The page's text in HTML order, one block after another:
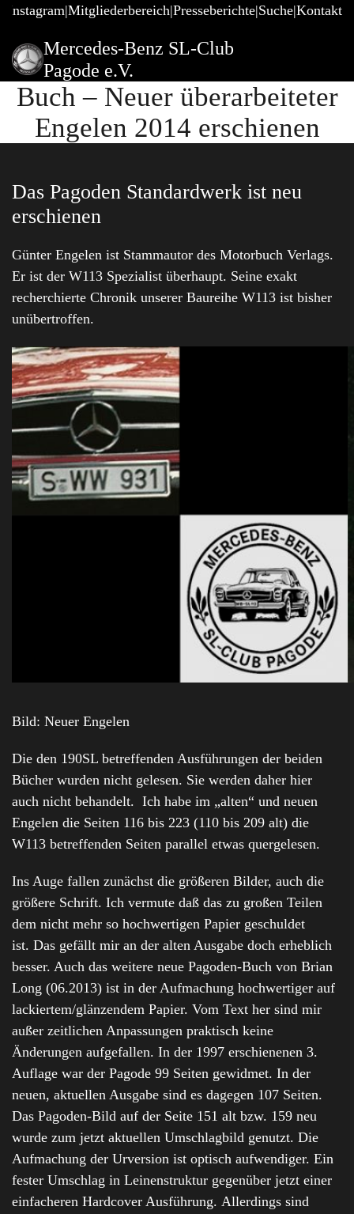
Mitgliederbereich Presseberichte Suche Kontakt
Mercedes-Benz SL-Club
Pagode e.V.
Buch – Neuer überarbeiteter
Engelen 2014 erschienen
Das Pagoden Standardwerk ist neu
erschienen
Günter Engelen ist Stammautor des Motorbuch Verlags.
Er ist der W113 Spezialist überhaupt. Seine exakt
recherchierte Chronik unserer Baureihe W113 ist bisher
unübertroffen.
Bild: Neuer Engelen
Die den 190SL betreffenden Ausführungen der beiden
Bücher wurden nicht gelesen. Sie werden daher hier
auch nicht behandelt. Ich habe im „alten“ und neuen
Engelen die Seiten 116 bis 223 (110 bis 209 alt) die
W113 betreffenden Seiten parallel etwas quergelesen.
Ins Auge fallen zunächst die größeren Bilder, auch die
größere Schrift. Ich vermute daß das zu großen Teilen
dem nicht mehr so hochwertigen Papier geschuldet
ist. Das gefällt mir an der alten Ausgabe doch erheblich
besser. Auch das weitere neue Pagoden-Buch von Brian
Long (06.2013) ist in der Aufmachung hochwertiger auf
lackiertem/glänzendem Papier. Vom Text her sind mir
außer zeitlichen Anpassungen praktisch keine
Änderungen aufgefallen. In der 1997 erschienenen 3.
Auflage war der Pagode 99 Seiten gewidmet. In der
neuen, aktuellen Ausgabe sind es dagegen 107 Seiten.
Das Pagoden-Bild auf der Seite 151 alt bzw. 159 neu
wurde zum jetzt aktuellen Umschlagbild genutzt. Die
Aufmachung der Urversion ist optisch aufwendiger. Ein
fester Umschlag in Leinenstruktur gegenüber jetzt einer
einfacheren Hardcover Ausführung. Allerdings sind